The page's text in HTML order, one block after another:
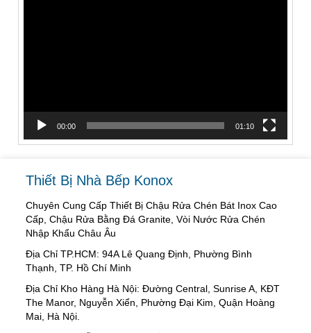
00:00 01:10
Thiết Bị Nhà Bếp Konox
Chuyên Cung Cấp Thiết Bị Chậu Rửa Chén Bát Inox Cao
Cấp, Chậu Rửa Bằng Đá Granite, Vòi Nước Rửa Chén
Nhập Khẩu Châu Âu
Địa Chỉ TP.HCM: 94A Lê Quang Định, Phường Bình
Thạnh, TP. Hồ Chí Minh
Địa Chỉ Kho Hàng Hà Nội: Đường Central, Sunrise A, KĐT
The Manor, Nguyễn Xiển, Phường Đại Kim, Quận Hoàng
Mai, Hà Nội.